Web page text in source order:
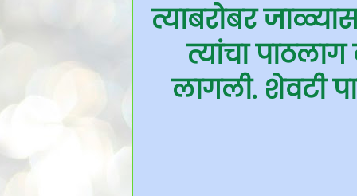
त्याबरोबर
त्यांचा
लागली. शेवटी